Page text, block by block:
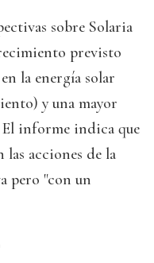
sobre Solaria
previsto
la energía solar
y una mayor
informe indica que
las acciones de la
pero "con un